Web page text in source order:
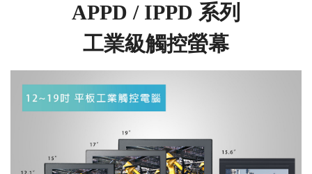
APPD / IPPD 系列
工業級觸控螢幕